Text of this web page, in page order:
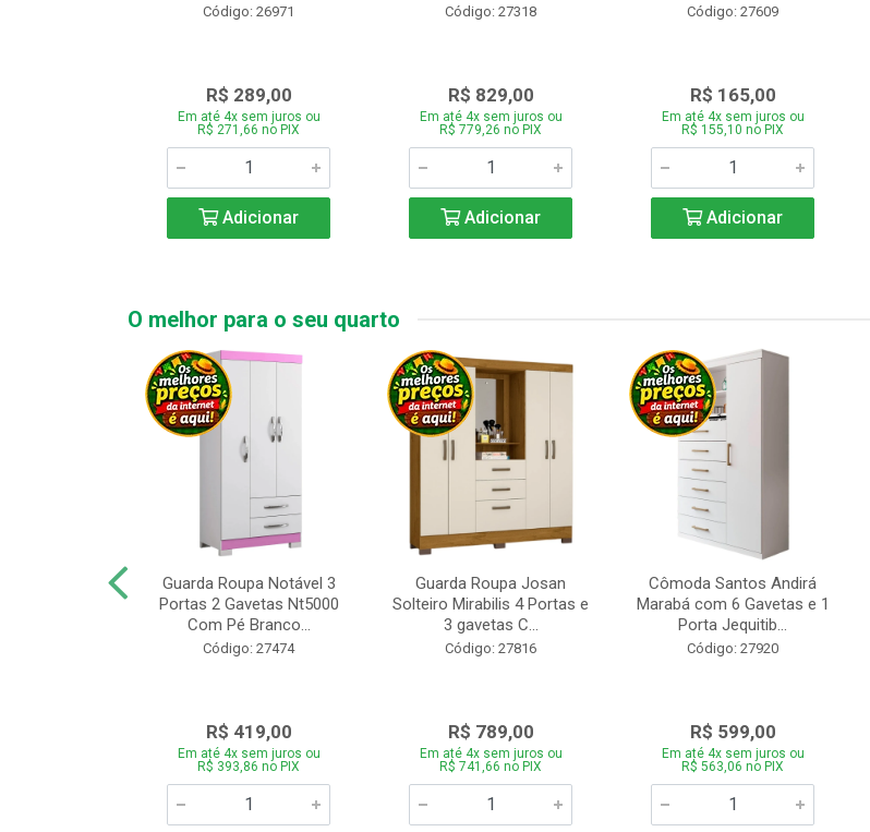
Código: 26971
R$ 289,00
Em até 4x sem juros ou
R$ 271,66 no PIX
Adicionar
Código: 27318
R$ 829,00
Em até 4x sem juros ou
R$ 779,26 no PIX
Adicionar
Código: 27609
R$ 165,00
Em até 4x sem juros ou
R$ 155,10 no PIX
Adicionar
O melhor para o seu quarto
Guarda Roupa Notável 3
Portas 2 Gavetas Nt5000
Com Pé Branco...
Código: 27474
R$ 419,00
Em até 4x sem juros ou
R$ 393,86 no PIX
Guarda Roupa Josan
Solteiro Mirabilis 4 Portas e
3 gavetas C...
Código: 27816
R$ 789,00
Em até 4x sem juros ou
R$ 741,66 no PIX
Cômoda Santos Andirá
Marabá com 6 Gavetas e 1
Porta Jequitib...
Código: 27920
R$ 599,00
Em até 4x sem juros ou
R$ 563,06 no PIX